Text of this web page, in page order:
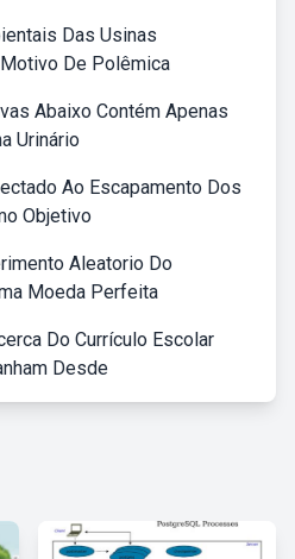
Das Usinas
De Polêmica
Abaixo Contém Apenas
Urinário
Ao Escapamento Dos
Objetivo
Aleatorio Do
Moeda Perfeita
Do Currículo Escolar
Desde